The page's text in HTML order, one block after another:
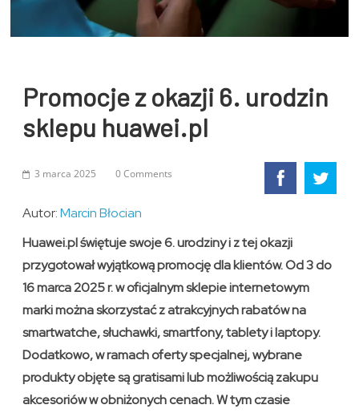
Promocje z okazji 6. urodzin
sklepu huawei.pl
3 marca 2025 0 Comments
Autor:Marcin Błocian
Huawei.pl świętuje swoje 6. urodziny i z tej okazji
przygotował wyjątkową promocję dla klientów. Od 3 do
16 marca 2025 r. w oficjalnym sklepie internetowym
marki można skorzystać z atrakcyjnych rabatów na
smartwatche, słuchawki, smartfony, tablety i laptopy.
Dodatkowo, w ramach oferty specjalnej, wybrane
produkty objęte są gratisami lub możliwością zakupu
akcesoriów w obniżonych cenach. W tym czasie